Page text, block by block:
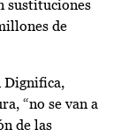
sustituciones
de
Dignifica,
“no se van a
de las